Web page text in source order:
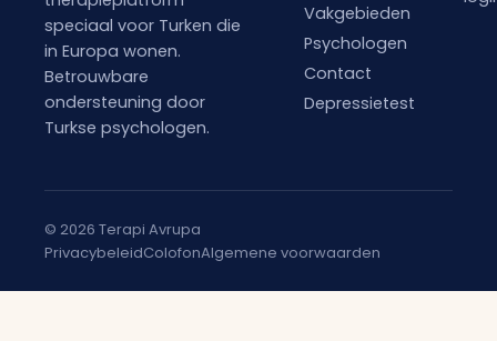
speciaal voor Turken die
in Europa wonen.
Betrouwbare
ondersteuning door
Turkse psychologen.
Vakgebieden
Psychologen
Contact
Depressietest
© 2026 Terapi Avrupa
PrivacybeleidColofonAlgemene voorwaarden